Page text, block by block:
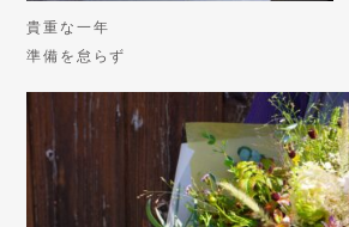
貴重な一年
準備を怠らず